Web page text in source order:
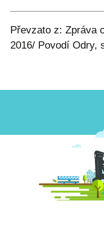
Převzato z: Zpráva
2016/ Povodí Odry,